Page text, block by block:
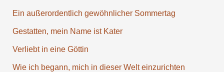
Ein außer­ordentlich gewöhn­licher Sommer­tag
Gestatten, mein Name ist Kater
Verliebt in eine Göttin
Wie ich begann, mich in dieser Welt einzu­richten